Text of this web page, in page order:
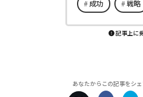
成功 戦略
記事上に
あなたからこの記事をシ